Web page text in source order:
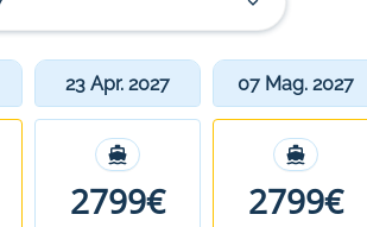
23 Apr. 2027 07 Mag. 2027
2799€ 2799€